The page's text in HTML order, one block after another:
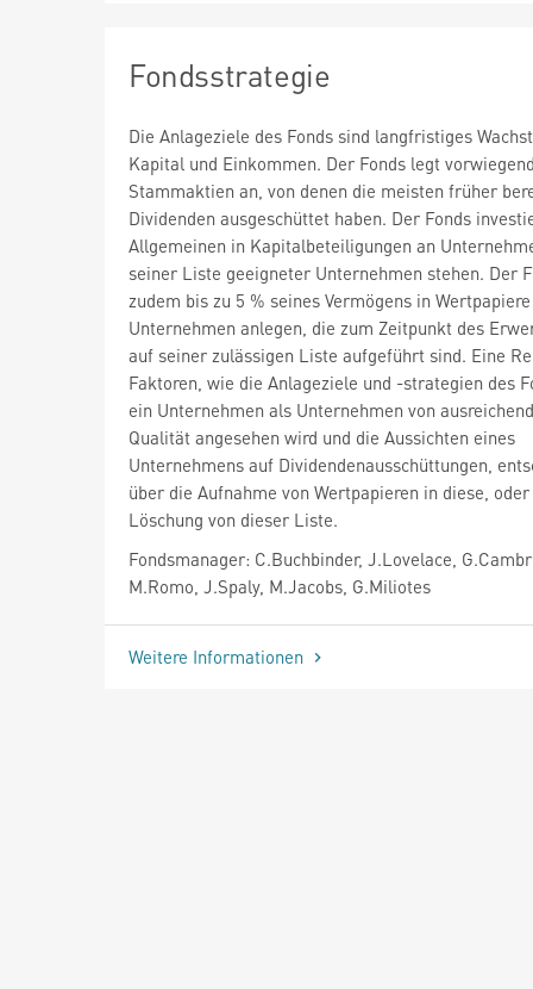
Fondsstrategie
Die Anlageziele des Fonds sind langfristiges
Kapital und Einkommen. Der Fonds legt
Stammaktien an, von denen die meisten früher
Dividenden ausgeschüttet haben. Der Fonds
Allgemeinen in Kapitalbeteiligungen an
seiner Liste geeigneter Unternehmen stehen. Der
zudem bis zu 5 % seines Vermögens in
Unternehmen anlegen, die zum Zeitpunkt des
auf seiner zulässigen Liste aufgeführt sind. Eine
Faktoren, wie die Anlageziele und -strategien des
ein Unternehmen als Unternehmen von
Qualität angesehen wird und die Aussichten eines
Unternehmens auf Dividendenausschüttungen,
über die Aufnahme von Wertpapieren in diese,
Löschung von dieser Liste.
Fondsmanager: C.Buchbinder, J.Lovelace,
M.Romo, J.Spaly, M.Jacobs, G.Miliotes
Weitere Informationen